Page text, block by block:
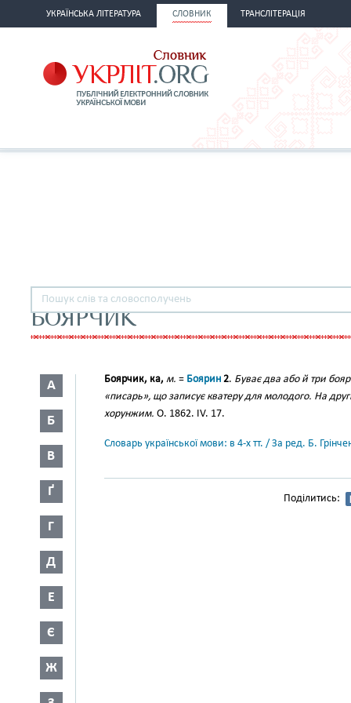
УКРАЇНСЬКА ЛІТЕРАТУРА СЛОВНИК ТРАНСЛІТЕРАЦІЯ
БОЯРЧИК
А
Б
В
Ґ
Г
Д
Е
Є
Ж
Боярчик, ка, м. = Боярин 2. Буває два або й три
«писарь», що записує кватеру для молодого. На
хорунжим. О. 1862. IV. 17.
Словарь української мови: в 4-х тт. / За ред. Б.
Поділитись: